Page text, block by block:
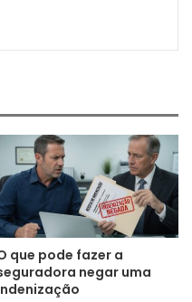
que pode fazer a
negar uma